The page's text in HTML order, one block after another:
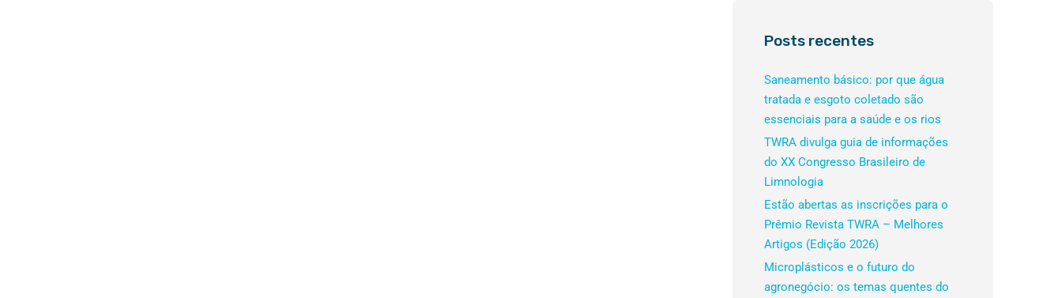
Posts recentes
Saneamento básico: por que água
tratada e esgoto coletado são
essenciais para a saúde e os rios
TWRA divulga guia de informações
do XX Congresso Brasileiro de
Limnologia
Estão abertas as inscrições para o
Prêmio Revista TWRA – Melhores
Artigos (Edição 2026)
Microplásticos e o futuro do
agronegócio: os temas quentes do